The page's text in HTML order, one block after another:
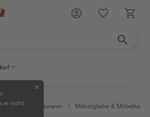
er nicht
✕
/ Haushaltswaren / Möbelgleiter &